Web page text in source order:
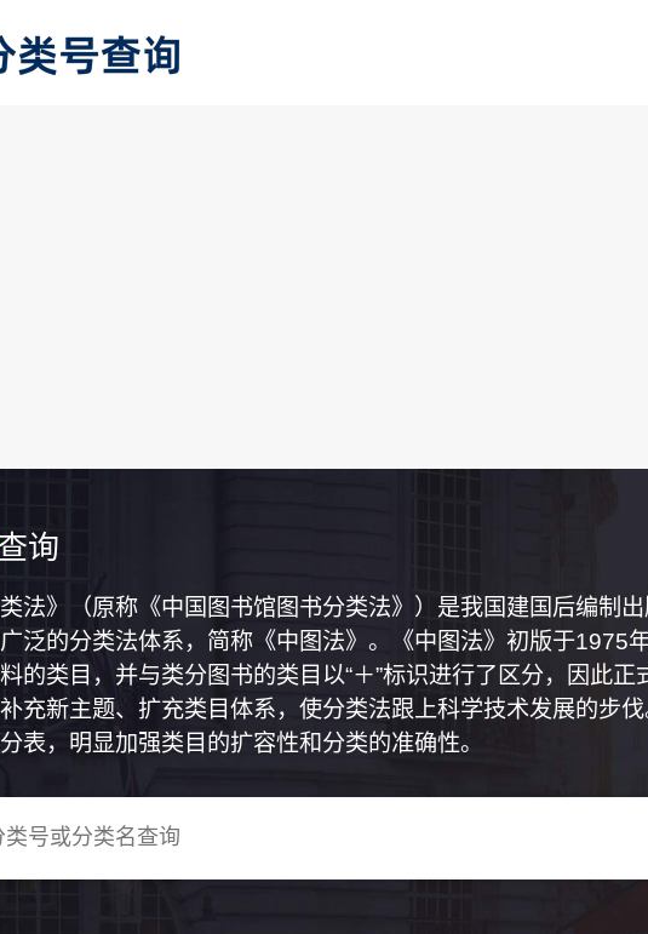
询
类法》（原称《中国图书馆图书分类法》）是我国建国后编制
泛的分类法体系，简称《中图法》。《中图法》初版于1975
的类目，并与类分图书的类目以“＋”标识进行了区分，因此
充新主题、扩充类目体系，使分类法跟上科学技术发展的步
表，明显加强类目的扩容性和分类的准确性。